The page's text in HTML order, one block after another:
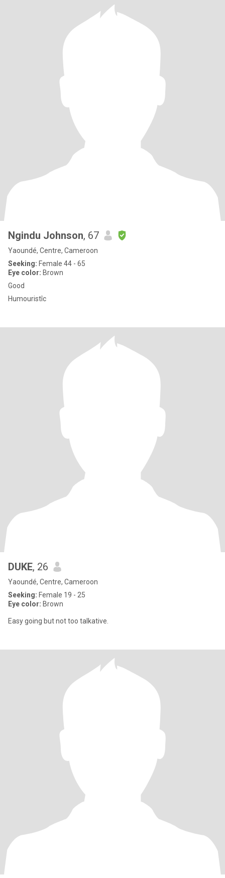
Ngindu Johnson, 67
Yaoundé, Centre, Cameroon
Seeking: Female 44 - 65
Eye color: Brown
Good
Humouristîc
DUKE, 26
Yaoundé, Centre, Cameroon
Seeking: Female 19 - 25
Eye color: Brown
Easy going but not too talkative.